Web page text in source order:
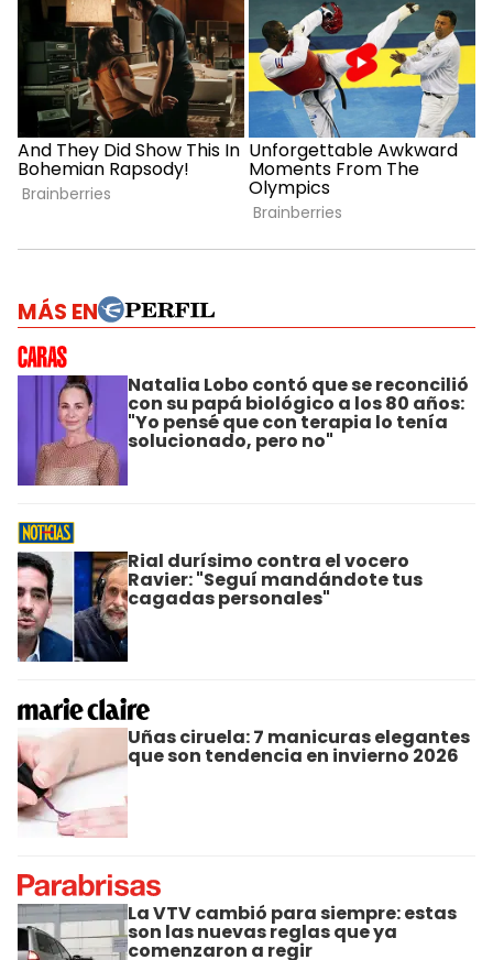
MÁS EN
Natalia Lobo contó que se reconcilió
con su papá biológico a los 80 años:
"Yo pensé que con terapia lo tenía
solucionado, pero no"
Rial durísimo contra el vocero
Ravier: "Seguí mandándote tus
cagadas personales"
Uñas ciruela: 7 manicuras elegantes
que son tendencia en invierno 2026
La VTV cambió para siempre: estas
son las nuevas reglas que ya
comenzaron a regir